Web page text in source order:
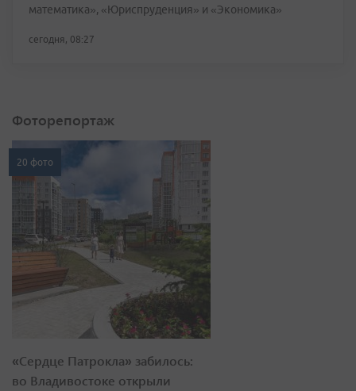
математика», «Юриспруденция» и «Экономика»
сегодня, 08:27
Фоторепортаж
20 фото
«Сердце Патрокла» забилось:
во Владивостоке открыли